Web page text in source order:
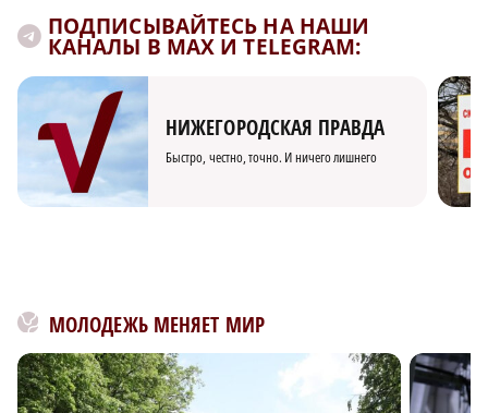
ПОДПИСЫВАЙТЕСЬ НА НАШИ
КАНАЛЫ В MAX И TELEGRAM:
НИЖЕГОРОДСКАЯ ПРАВДА
Быстро, честно, точно. И ничего лишнего
МОЛОДЕЖЬ МЕНЯЕТ МИР